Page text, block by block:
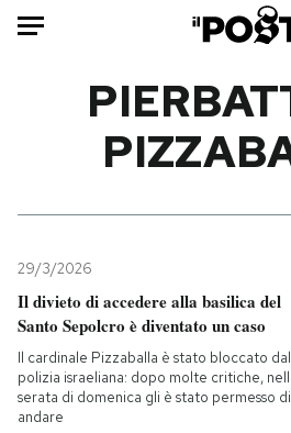
Mondo
Tecnologia
Internet
Cultura
Economia
29/3/2026
Il divieto di accedere alla basilica del
Santo Sepolcro è diventato un caso
Il cardinale Pizzaballa è stato bloccato
polizia israeliana: dopo molte critiche,
serata di domenica gli è stato permesso di
andare